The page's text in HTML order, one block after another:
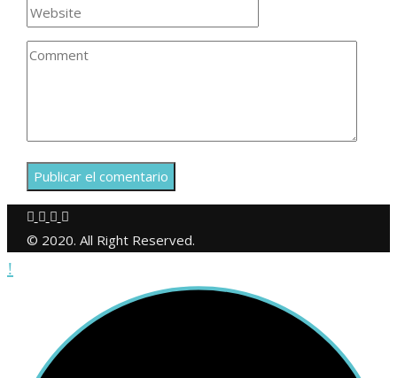
© 2020. All Right Reserved.